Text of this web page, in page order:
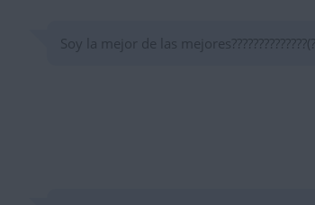
Soy la mejor de las